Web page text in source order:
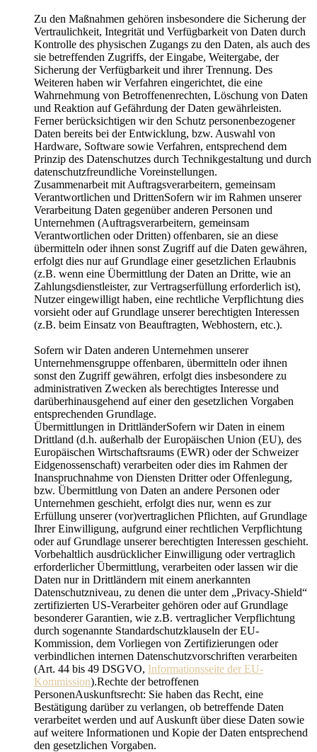
Zu den Maßnahmen gehören insbesondere die Sicherung der
Vertraulichkeit, Integrität und Verfügbarkeit von Daten durch
Kontrolle des physischen Zugangs zu den Daten, als auch des
sie betreffenden Zugriffs, der Eingabe, Weitergabe, der
Sicherung der Verfügbarkeit und ihrer Trennung. Des
Weiteren haben wir Verfahren eingerichtet, die eine
Wahrnehmung von Betroffenenrechten, Löschung von Daten
und Reaktion auf Gefährdung der Daten gewährleisten.
Ferner berücksichtigen wir den Schutz personenbezogener
Daten bereits bei der Entwicklung, bzw. Auswahl von
Hardware, Software sowie Verfahren, entsprechend dem
Prinzip des Datenschutzes durch Technikgestaltung und durch
datenschutzfreundliche Voreinstellungen.
Zusammenarbeit mit Auftragsverarbeitern, gemeinsam
Verantwortlichen und DrittenSofern wir im Rahmen unserer
Verarbeitung Daten gegenüber anderen Personen und
Unternehmen (Auftragsverarbeitern, gemeinsam
Verantwortlichen oder Dritten) offenbaren, sie an diese
übermitteln oder ihnen sonst Zugriff auf die Daten gewähren,
erfolgt dies nur auf Grundlage einer gesetzlichen Erlaubnis
(z.B. wenn eine Übermittlung der Daten an Dritte, wie an
Zahlungsdienstleister, zur Vertragserfüllung erforderlich ist),
Nutzer eingewilligt haben, eine rechtliche Verpflichtung dies
vorsieht oder auf Grundlage unserer berechtigten Interessen
(z.B. beim Einsatz von Beauftragten, Webhostern, etc.).
Sofern wir Daten anderen Unternehmen unserer
Unternehmensgruppe offenbaren, übermitteln oder ihnen
sonst den Zugriff gewähren, erfolgt dies insbesondere zu
administrativen Zwecken als berechtigtes Interesse und
darüberhinausgehend auf einer den gesetzlichen Vorgaben
entsprechenden Grundlage.
Übermittlungen in DrittländerSofern wir Daten in einem
Drittland (d.h. außerhalb der Europäischen Union (EU), des
Europäischen Wirtschaftsraums (EWR) oder der Schweizer
Eidgenossenschaft) verarbeiten oder dies im Rahmen der
Inanspruchnahme von Diensten Dritter oder Offenlegung,
bzw. Übermittlung von Daten an andere Personen oder
Unternehmen geschieht, erfolgt dies nur, wenn es zur
Erfüllung unserer (vor)vertraglichen Pflichten, auf Grundlage
Ihrer Einwilligung, aufgrund einer rechtlichen Verpflichtung
oder auf Grundlage unserer berechtigten Interessen geschieht.
Vorbehaltlich ausdrücklicher Einwilligung oder vertraglich
erforderlicher Übermittlung, verarbeiten oder lassen wir die
Daten nur in Drittländern mit einem anerkannten
Datenschutzniveau, zu denen die unter dem „Privacy-Shield“
zertifizierten US-Verarbeiter gehören oder auf Grundlage
besonderer Garantien, wie z.B. vertraglicher Verpflichtung
durch sogenannte Standardschutzklauseln der EU-
Kommission, dem Vorliegen von Zertifizierungen oder
verbindlichen internen Datenschutzvorschriften verarbeiten
(Art. 44 bis 49 DSGVO, Informationsseite der EU-
Kommission).Rechte der betroffenen
PersonenAuskunftsrecht: Sie haben das Recht, eine
Bestätigung darüber zu verlangen, ob betreffende Daten
verarbeitet werden und auf Auskunft über diese Daten sowie
auf weitere Informationen und Kopie der Daten entsprechend
den gesetzlichen Vorgaben.